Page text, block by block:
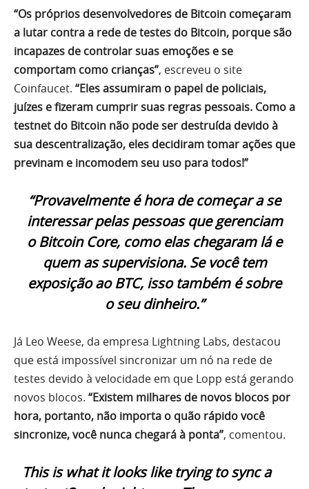
“Os próprios desenvolvedores de Bitcoin começaram
a lutar contra a rede de testes do Bitcoin, porque são
incapazes de controlar suas emoções e se
comportam como crianças”, escreveu o site
Coinfaucet. “Eles assumiram o papel de policiais,
juízes e fizeram cumprir suas regras pessoais. Como a
testnet do Bitcoin não pode ser destruída devido à
sua descentralização, eles decidiram tomar ações que
previnam e incomodem seu uso para todos!”
“Provavelmente é hora de começar a se
interessar pelas pessoas que gerenciam
o Bitcoin Core, como elas chegaram lá e
quem as supervisiona. Se você tem
exposição ao BTC, isso também é sobre
o seu dinheiro.”
Já Leo Weese, da empresa Lightning Labs, destacou
que está impossível sincronizar um nó na rede de
testes devido à velocidade em que Lopp está gerando
novos blocos. “Existem milhares de novos blocos por
hora, portanto, não importa o quão rápido você
sincronize, você nunca chegará à ponta”, comentou.
This is what it looks like trying to sync a